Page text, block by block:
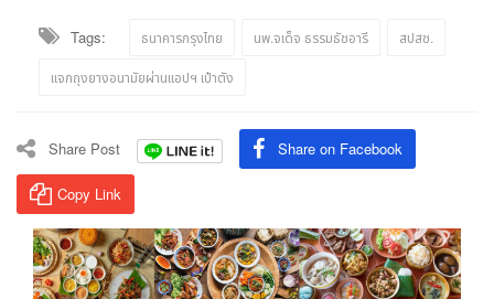
Tags: ธนาคารกรุงไทย นพ.จเด็จ ธรรมธัชอารี สปสช.
แจกถุงยางอนามัยผ่านแอปฯ เป๋าตัง
Share Post Share on Facebook
Copy Link